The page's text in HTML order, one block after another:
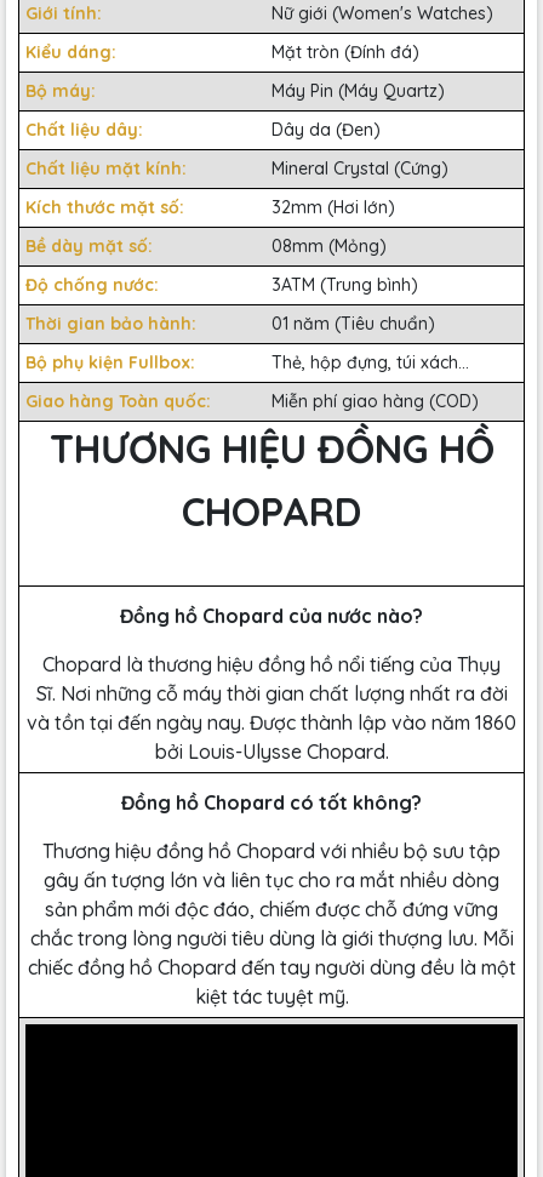
Giới tính:
Nữ giới (Women's Watches)
Kiểu dáng:
Mặt tròn (Đính đá)
Bộ máy:
Máy Pin (Máy Quartz)
Chất liệu dây:
Dây da (Đen)
Chất liệu mặt kính:
Mineral Crystal (Cứng)
Kích thước mặt số:
32mm (Hơi lớn)
Bề dày mặt số:
08mm (Mỏng)
Độ chống nước:
3ATM (Trung bình)
Thời gian bảo hành:
01 năm (Tiêu chuẩn)
Bộ phụ kiện Fullbox:
Thẻ, hộp đựng, túi xách...
Giao hàng Toàn quốc:
Miễn phí giao hàng (COD)
THƯƠNG HIỆU ĐỒNG HỒ
CHOPARD
Đồng hồ Chopard của nước nào?
Chopard là thương hiệu đồng hồ nổi tiếng của Thụy
Sĩ. Nơi những cỗ máy thời gian chất lượng nhất ra đời
và tồn tại đến ngày nay. Được thành lập vào năm 1860
bởi Louis-Ulysse Chopard.
Đồng hồ Chopard có tốt không?
Thương hiệu đồng hồ Chopard với nhiều bộ sưu tập
gây ấn tượng lớn và liên tục cho ra mắt nhiều dòng
sản phẩm mới độc đáo, chiếm được chỗ đứng vững
chắc trong lòng người tiêu dùng là giới thượng lưu. Mỗi
chiếc đồng hồ Chopard đến tay người dùng đều là một
kiệt tác tuyệt mỹ.